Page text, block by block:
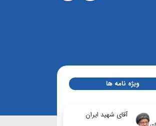
ویژه نامه ها
آقای شهید ایران